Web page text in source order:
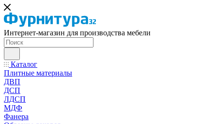
Интернет-магазин для производства мебели
Каталог
Плитные материалы
ДВП
ДСП
ЛДСП
МДФ
Фанера